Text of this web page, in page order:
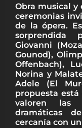
Obra musical y
ceremonias
de la ópera.
sorprendida
Giovanni
Gounod),
Offenbach),
Norina y
Adele (El
propuesta
valoren las
dramáticas
cercanía con